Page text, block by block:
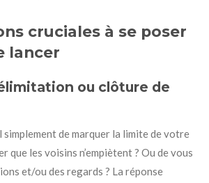
cruciales à se poser
lancer
ou clôture de
de marquer la limite de votre
que les voisins n’empiètent ? Ou de vous
et/ou des regards ? La réponse